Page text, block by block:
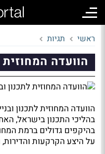
ראשי תגיות
הוועדה המחוזית
הוועדה המחוזית לתכנון
בהליכי התכנון בישראל,
בהיקפים גדולים ברמת
על היצע הקרקעות